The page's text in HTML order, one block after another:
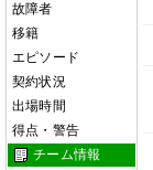
故障者
移籍
エピソード
契約状況
出場時間
得点・警告
チーム情報